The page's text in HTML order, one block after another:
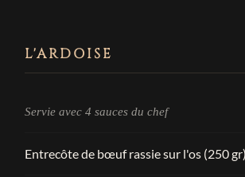
L'ARDOISE
Servie avec 4 sauces du chef
Entrecôte de bœuf rassie sur l'os (250 gr)